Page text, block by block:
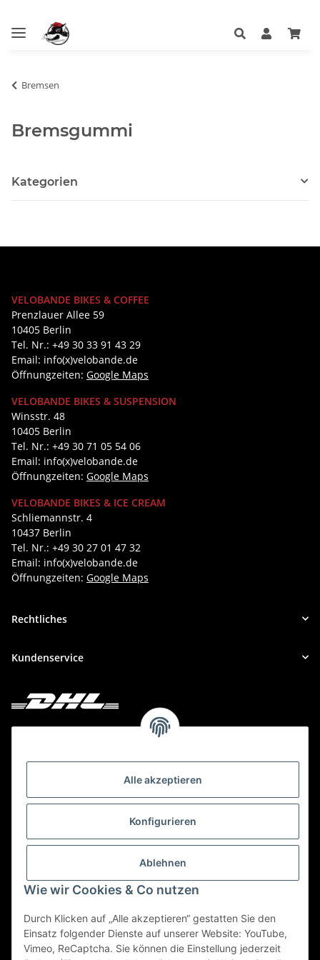
Alle akzeptieren
Konfigurieren
Ablehnen
Wie wir Cookies & Co nutzen
Durch Klicken auf „Alle akzeptieren“ gestatten Sie den
Einsatz folgender Dienste auf unserer Website: YouTube,
Vimeo, ReCaptcha. Sie können die Einstellung jederzeit
Bremsen
Bremsgummi
Kategorien
VELOBANDE BIKES & COFFEE
Prenzlauer Allee 59
10405 Berlin
Tel. Nr.: +49 30 33 91 43 29
Email: info(x)velobande.de
Öffnungzeiten: Google Maps
VELOBANDE BIKES & SUSPENSION
Winsstr. 48
10405 Berlin
Tel. Nr.: +49 30 71 05 54 06
Email: info(x)velobande.de
Öffnungzeiten: Google Maps
VELOBANDE BIKES & ICE CREAM
Schliemannstr. 4
10437 Berlin
Tel. Nr.: +49 30 27 01 47 32
Email: info(x)velobande.de
Öffnungzeiten: Google Maps
Rechtliches
Kundenservice
Deine Bestellung versenden wir mit DHL!